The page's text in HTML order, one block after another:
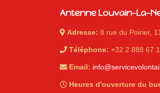
Antenne Louvain-La-
Adresse: 8 rue du Poirier,
Téléphone: +32 2 888 67
Email:
Heures d'ouverture du